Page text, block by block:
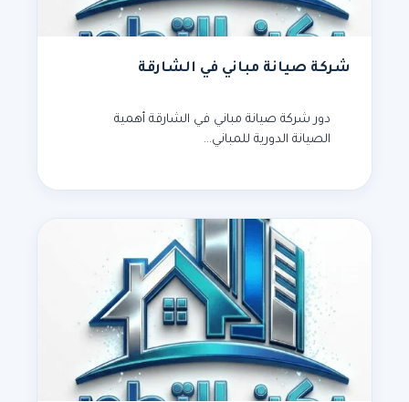
شركة صيانة مباني في الشارقة
دور شركة صيانة مباني في الشارقة أهمية
الصيانة الدورية للمباني…